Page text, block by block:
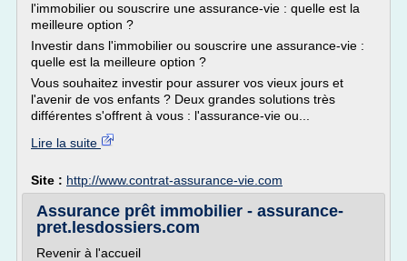
l'immobilier ou souscrire une assurance-vie : quelle est la
meilleure option ?
Investir dans l'immobilier ou souscrire une assurance-vie :
quelle est la meilleure option ?
Vous souhaitez investir pour assurer vos vieux jours et
l'avenir de vos enfants ? Deux grandes solutions très
différentes s'offrent à vous : l'assurance-vie ou...
Lire la suite
Site : http://www.contrat-assurance-vie.com
Assurance prêt immobilier - assurance-
pret.lesdossiers.com
Revenir à l'accueil